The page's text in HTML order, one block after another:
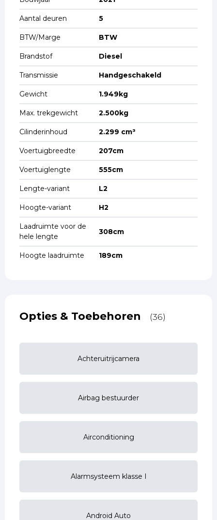
Aantal deuren 5
BTW/Marge BTW
Brandstof Diesel
Transmissie Handgeschakeld
Gewicht 1.949kg
Max. trekgewicht 2.500kg
Cilinderinhoud 2.299 cm³
Voertuigbreedte 207cm
Voertuiglengte 555cm
Lengte-variant L2
Hoogte-variant H2
Laadruimte voor de
hele lengte
308cm
Hoogte laadruimte 189cm
Opties & Toebehoren (36)
Achteruitrijcamera
Airbag bestuurder
Airconditioning
Alarmsysteem klasse I
Android Auto